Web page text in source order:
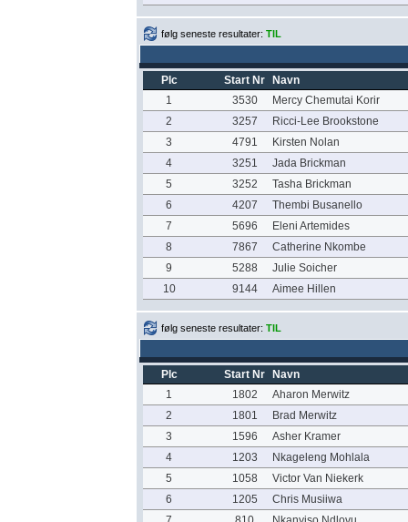
følg seneste resultater: TIL
Plc Start Nr
Navn
1
3530
Mercy Chemutai Korir
2
3257
Ricci-Lee Brookstone
3
4791
Kirsten Nolan
4
3251
Jada Brickman
5
3252
Tasha Brickman
6
4207
Thembi Busanello
7
5696
Eleni Artemides
8
7867
Catherine Nkombe
9
5288
Julie Soicher
10
9144 Aimee Hillen
følg seneste resultater: TIL
Plc Start Nr
Navn
1
1802
Aharon Merwitz
2
1801
Brad Merwitz
3
1596
Asher Kramer
4
1203
Nkageleng Mohlala
5
1058
Victor Van Niekerk
6
1205
Chris Musiiwa